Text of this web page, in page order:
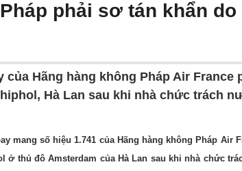
phải sơ tán khẩn do
của Hãng hàng không Pháp Air France
Hà Lan sau khi nhà chức trách
mang số hiệu 1.741 của Hãng hàng không Pháp Air
ở thủ đô Amsterdam của Hà Lan sau khi nhà chức